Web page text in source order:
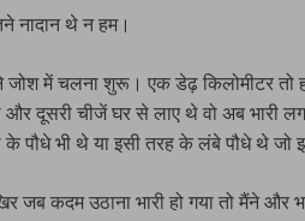
नादान थे न हम।
जोश में चलना शुरू। एक डेढ़ किलोमीटर तो
दूसरी चीजें घर से लाए थे वो अब भारी
के पौधे भी थे या इसी तरह के लंबे पौधे थे जो
जब कदम उठाना भारी हो गया तो मैंने